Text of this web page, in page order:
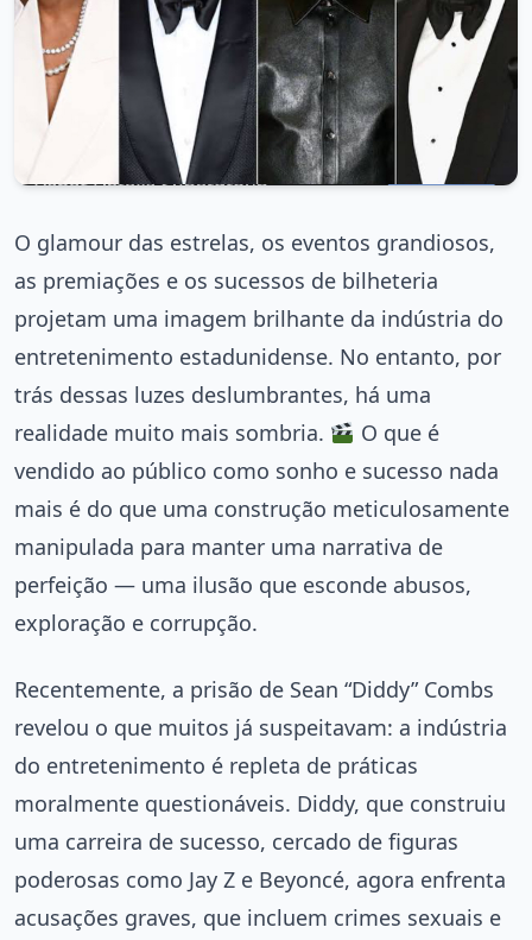
O glamour das estrelas, os eventos grandiosos,
as premiações e os sucessos de bilheteria
projetam uma imagem brilhante da indústria do
entretenimento estadunidense. No entanto, por
trás dessas luzes deslumbrantes, há uma
realidade muito mais sombria.
O que é
vendido ao público como sonho e sucesso nada
mais é do que uma construção meticulosamente
manipulada para manter uma narrativa de
perfeição — uma ilusão que esconde abusos,
exploração e corrupção.
Recentemente, a prisão de Sean “Diddy” Combs
revelou o que muitos já suspeitavam: a indústria
do entretenimento é repleta de práticas
moralmente questionáveis. Diddy, que construiu
uma carreira de sucesso, cercado de figuras
poderosas como Jay Z e Beyoncé, agora enfrenta
acusações graves, que incluem crimes sexuais e